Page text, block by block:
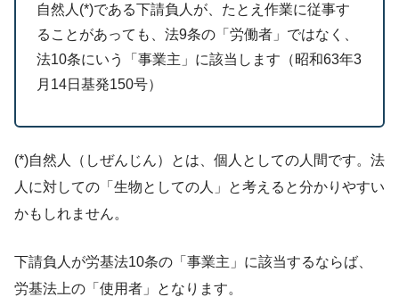
自然人(*)である下請負人が、たとえ作業に従事す
ることがあっても、法9条の「労働者」ではなく、
法10条にいう「事業主」に該当します（昭和63年3
月14日基発150号）
(*)自然人（しぜんじん）とは、個人としての人間です。法
人に対しての「生物としての人」と考えると分かりやすい
かもしれません。
下請負人が労基法10条の「事業主」に該当するならば、
労基法上の「使用者」となります。